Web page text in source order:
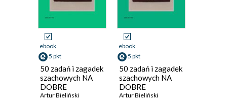
ebook
5 pkt
50 zadań i zagadek
szachowych NA
DOBRE
MYŚLENIE
Artur Bieliński
ebook
5 pkt
50 zadań i zagadek
szachowych NA
DOBRE
MYŚLENIE
Artur Bieliński